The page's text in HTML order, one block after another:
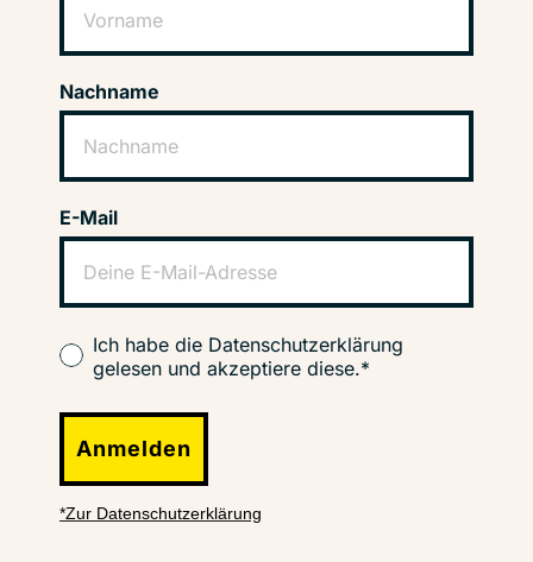
Nachname
E-Mail
Ich habe die Datenschutzerklärung
gelesen und akzeptiere diese.*
Anmelden
*Zur Datenschutzerklärung